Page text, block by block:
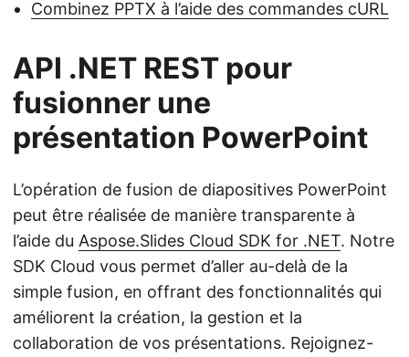
Combinez PPTX à l’aide des commandes cURL
API .NET REST pour
fusionner une
présentation PowerPoint
L’opération de fusion de diapositives PowerPoint
peut être réalisée de manière transparente à
l’aide du Aspose.Slides Cloud SDK for .NET. Notre
SDK Cloud vous permet d’aller au-delà de la
simple fusion, en offrant des fonctionnalités qui
améliorent la création, la gestion et la
collaboration de vos présentations. Rejoignez-